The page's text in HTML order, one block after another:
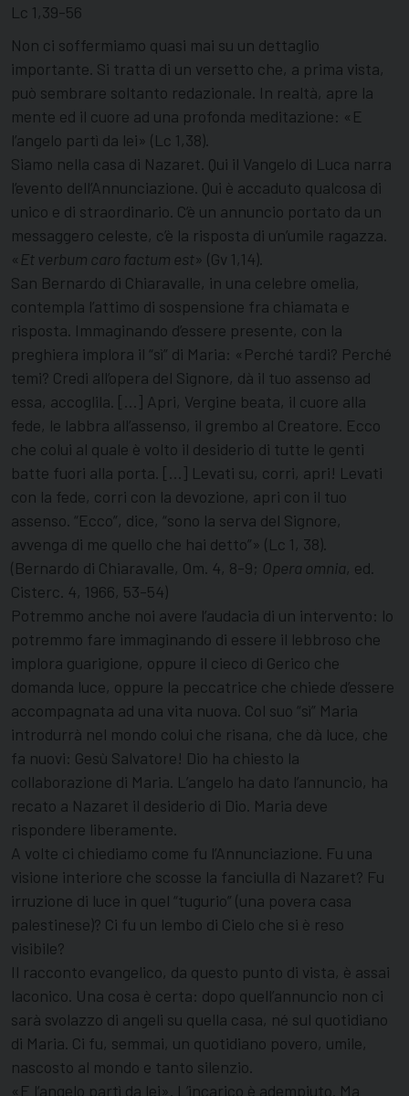
Lc 1,39-56
Non ci soffermiamo quasi mai su un dettaglio
importante. Si tratta di un versetto che, a prima vista,
può sembrare soltanto redazionale. In realtà, apre la
mente ed il cuore ad una profonda meditazione: «E
l’angelo partì da lei» (Lc 1,38).
Siamo nella casa di Nazaret. Qui il Vangelo di Luca narra
l’evento dell’Annunciazione. Qui è accaduto qualcosa di
unico e di straordinario. C’è un annuncio portato da un
messaggero celeste, c’è la risposta di un’umile ragazza.
« Et verbum caro factum est» (Gv 1,14).
San Bernardo di Chiaravalle, in una celebre omelia,
contempla l’attimo di sospensione fra chiamata e
risposta. Immaginando d’essere presente, con la
preghiera implora il “sì” di Maria: «Perché tardi? Perché
temi? Credi all’opera del Signore, dà il tuo assenso ad
essa, accoglila. […] Apri, Vergine beata, il cuore alla
fede, le labbra all’assenso, il grembo al Creatore. Ecco
che colui al quale è volto il desiderio di tutte le genti
batte fuori alla porta. […] Levati su, corri, apri! Levati
con la fede, corri con la devozione, apri con il tuo
assenso. “Ecco”, dice, “sono la serva del Signore,
avvenga di me quello che hai detto”» (Lc 1, 38).
(Bernardo di Chiaravalle, Om. 4, 8-9; Opera omnia, ed.
Cisterc. 4, 1966, 53-54)
Potremmo anche noi avere l’audacia di un intervento: lo
potremmo fare immaginando di essere il lebbroso che
implora guarigione, oppure il cieco di Gerico che
domanda luce, oppure la peccatrice che chiede d’essere
accompagnata ad una vita nuova. Col suo “sì” Maria
introdurrà nel mondo colui che risana, che dà luce, che
fa nuovi: Gesù Salvatore! Dio ha chiesto la
collaborazione di Maria. L’angelo ha dato l’annuncio, ha
recato a Nazaret il desiderio di Dio. Maria deve
rispondere liberamente.
A volte ci chiediamo come fu l’Annunciazione. Fu una
visione interiore che scosse la fanciulla di Nazaret? Fu
irruzione di luce in quel “tugurio” (una povera casa
palestinese)? Ci fu un lembo di Cielo che si è reso
visibile?
Il racconto evangelico, da questo punto di vista, è assai
laconico. Una cosa è certa: dopo quell’annuncio non ci
sarà svolazzo di angeli su quella casa, né sul quotidiano
di Maria. Ci fu, semmai, un quotidiano povero, umile,
nascosto al mondo e tanto silenzio.
«E l’angelo partì da lei». L’incarico è adempiuto. Ma